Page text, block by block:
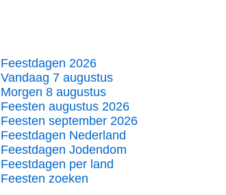
Feestdagen 2026
Vandaag 7 augustus
Morgen 8 augustus
Feesten augustus 2026
Feesten september 2026
Feestdagen Nederland
Feestdagen Jodendom
Feestdagen per land
Feesten zoeken